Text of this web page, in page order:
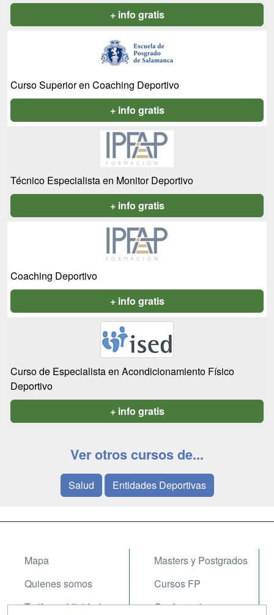
+ info gratis
Curso Superior en Coaching Deportivo
+ info gratis
Técnico Especialista en Monitor Deportivo
+ info gratis
Coaching Deportivo
+ info gratis
Curso de Especialista en Acondicionamiento Físico
Deportivo
+ info gratis
Ver otros cursos de...
Salud Entidades Deportivas
Mapa
Quienes somos
Tarifas publicidad
Masters y Postgrados
Cursos FP
Conferencias